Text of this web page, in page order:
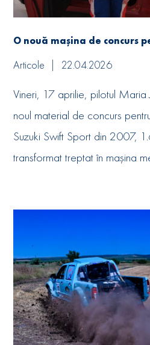
O nouă mașina de concurs
Articole 22.04.2026
Vineri, 17 aprilie, pilotul Maria
noul material de concurs
Suzuki Swift Sport din 2007,
transformat treptat în mașina